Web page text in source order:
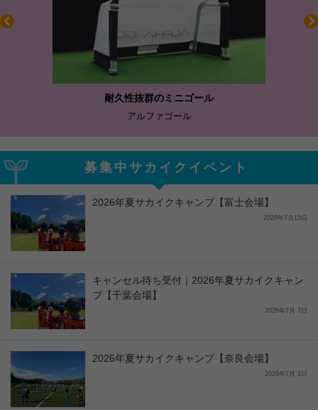
耐久性抜群のミニゴール
アルファゴール
募集中サカイクイベント
2026年夏サカイクキャンプ【富士会場】
2026年7月15日
キャンセル待ち受付｜2026年夏サカイクキャン
プ【千葉会場】
2026年7月 7日
2026年夏サカイクキャンプ【奈良会場】
2026年7月 1日